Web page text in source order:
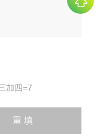
加四=7